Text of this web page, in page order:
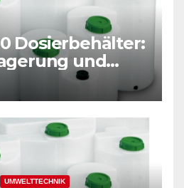
Dosierbehälter:
und
für
UMWELTTECHNIK